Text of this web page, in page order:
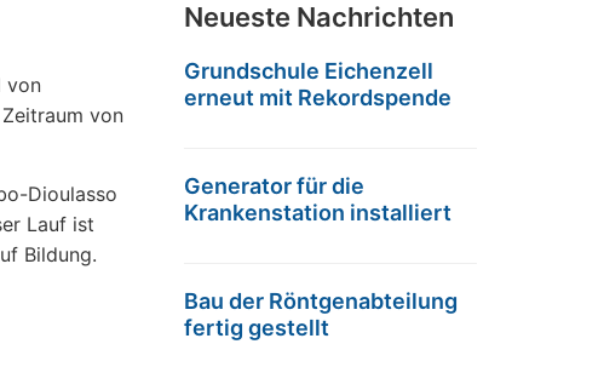
von
von
Dioulasso
Lauf ist
Bildung.
Neueste Nachrichten
Grundschule Eichenzell
erneut mit Rekordspende
Generator für die
Krankenstation installiert
Bau der Röntgenabteilung
fertig gestellt